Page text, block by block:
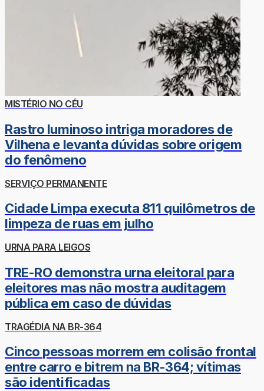
MISTÉRIO NO CÉU
Rastro luminoso intriga moradores de
Vilhena e levanta dúvidas sobre origem
do fenômeno
SERVIÇO PERMANENTE
Cidade Limpa executa 811 quilômetros de
limpeza de ruas em julho
URNA PARA LEIGOS
TRE-RO demonstra urna eleitoral para
eleitores mas não mostra auditagem
pública em caso de dúvidas
TRAGÉDIA NA BR-364
Cinco pessoas morrem em colisão frontal
entre carro e bitrem na BR-364; vítimas
são identificadas